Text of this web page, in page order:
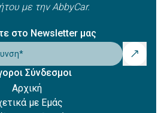
με την AbbyCar.
στο Newsletter μας
*
Σύνδεσμοι
Αρχική
με Εμάς